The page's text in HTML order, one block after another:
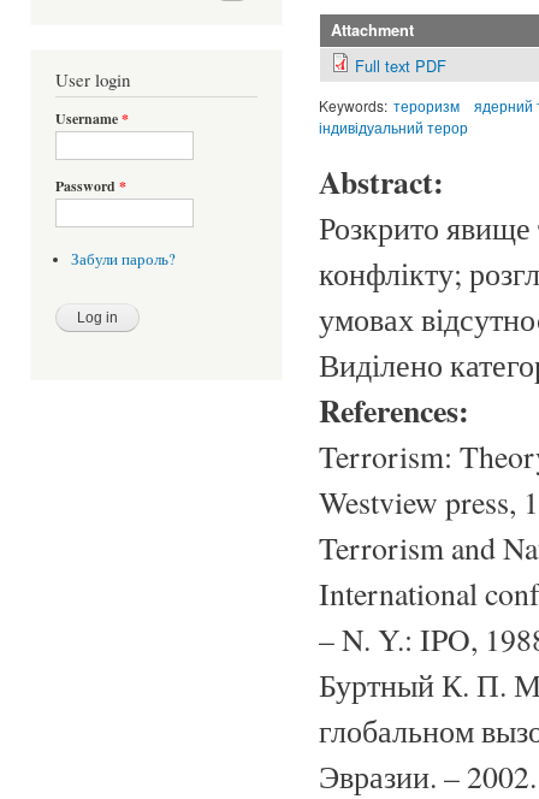
User login
Username*
Password *
Забули пароль?
Attachment
Full text PDF
Keywords: тероризм
ядерний
індивідуальний терор
Abstract:
Розкрито явище
конфлікту;
умовах
Виділено
References:
Terrorism:
Westview press,
Terrorism and
International
– N. Y.: IPO,
Буртный К. П.
глобальном
Эвразии. –